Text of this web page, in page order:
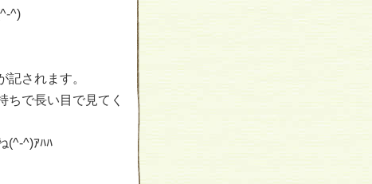
^)
されます。
で長い目で見てく
(^-^)ｱﾊﾊ